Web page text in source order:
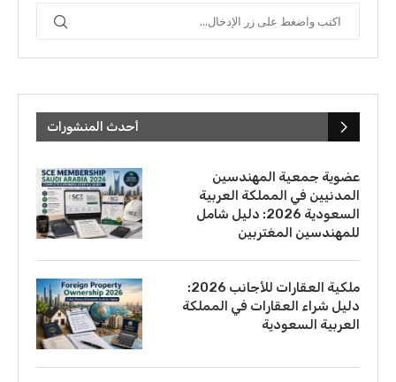
أحدث المنشورات
عضوية جمعية المهندسين
المدنيين في المملكة العربية
السعودية 2026: دليل شامل
للمهندسين المغتربين
ملكية العقارات للأجانب 2026:
دليل شراء العقارات في المملكة
العربية السعودية